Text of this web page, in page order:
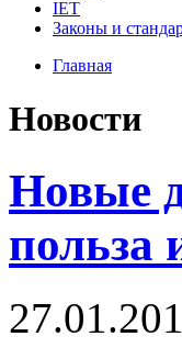
IET
Законы и
Главная
Новости
Новые
польза